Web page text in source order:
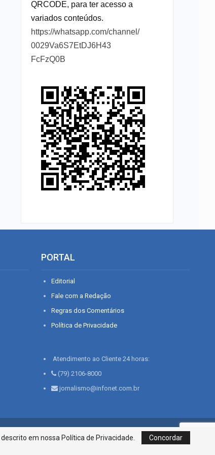
QRCODE, para ter acesso a
variados conteúdos.
https://whatsapp.com/channel/
0029Va6S7EtDJ6H43
FcFzQ0B
PORTAL
Editorial
Fale com a Redação
Regras dos Comentários
Política de Privacidade
Atendimento ao Cliente 24 horas:
(79) 2106-8000
jornalismo@infonet.com.br
São José | Aracaju-SE, CEP 49015-030, Fone: 79.2106.8000 - CI
Centro de Informações LTDA
em nossa Política de Privacidade.
Concordar